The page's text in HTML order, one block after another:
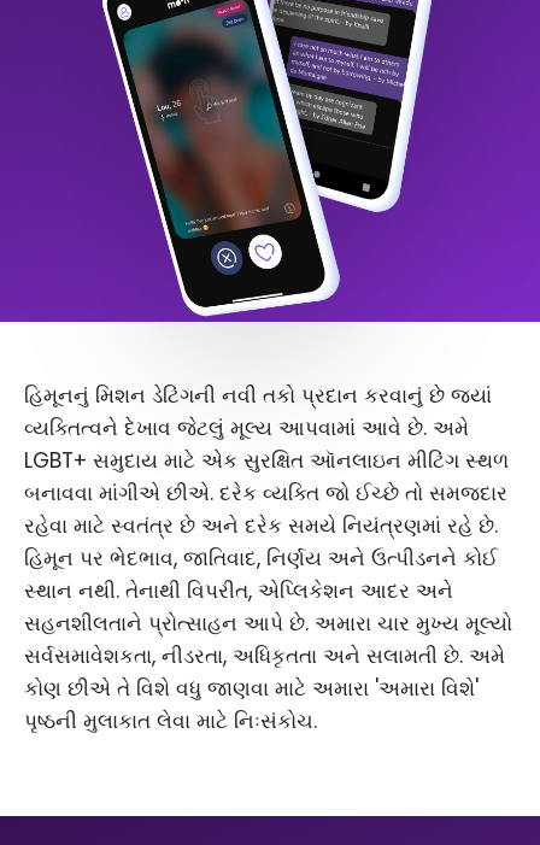
હિમૂનનું મિશન ડેટિંગની નવી તકો પ્રદાન કરવાનું છે જ્યાં
વ્યક્તિત્વને દેખાવ જેટલું મૂલ્ય આપવામાં આવે છે. અમે
LGBT+ સમુદાય માટે એક સુરક્ષિત ઑનલાઇન મીટિંગ સ્થળ
બનાવવા માંગીએ છીએ. દરેક વ્યક્તિ જો ઈચ્છે તો સમજદાર
રહેવા માટે સ્વતંત્ર છે અને દરેક સમયે નિયંત્રણમાં રહે છે.
હિમૂન પર ભેદભાવ, જાતિવાદ, નિર્ણય અને ઉત્પીડનને કોઈ
સ્થાન નથી. તેનાથી વિપરીત, એપ્લિકેશન આદર અને
સહનશીલતાને પ્રોત્સાહન આપે છે. અમારા ચાર મુખ્ય મૂલ્યો
સર્વસમાવેશકતા, નીડરતા, અધિકૃતતા અને સલામતી છે. અમે
કોણ છીએ તે વિશે વધુ જાણવા માટે અમારા 'અમારા વિશે'
પૃષ્ઠની મુલાકાત લેવા માટે નિઃસંકોચ.